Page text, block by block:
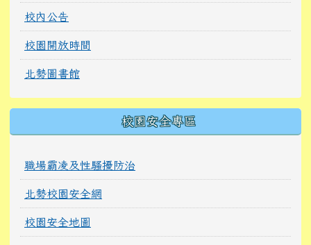
校內公告
校園開放時間
北勢圖書館
校園安全專區
職場霸凌及性騷擾防治
北勢校園安全網
校園安全地圖